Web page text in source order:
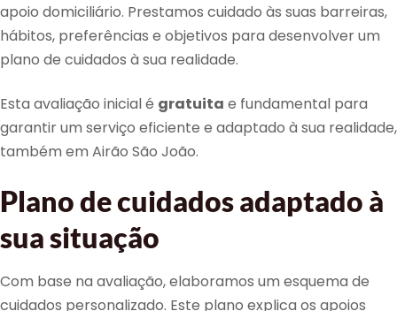
apoio domiciliário. Prestamos cuidado às suas barreiras,
hábitos, preferências e objetivos para desenvolver um
plano de cuidados à sua realidade.
Esta avaliação inicial é gratuita e fundamental para
garantir um serviço eficiente e adaptado à sua realidade,
também em Airão São João.
Plano de cuidados adaptado à
sua situação
Com base na avaliação, elaboramos um esquema de
cuidados personalizado. Este plano explica os apoios